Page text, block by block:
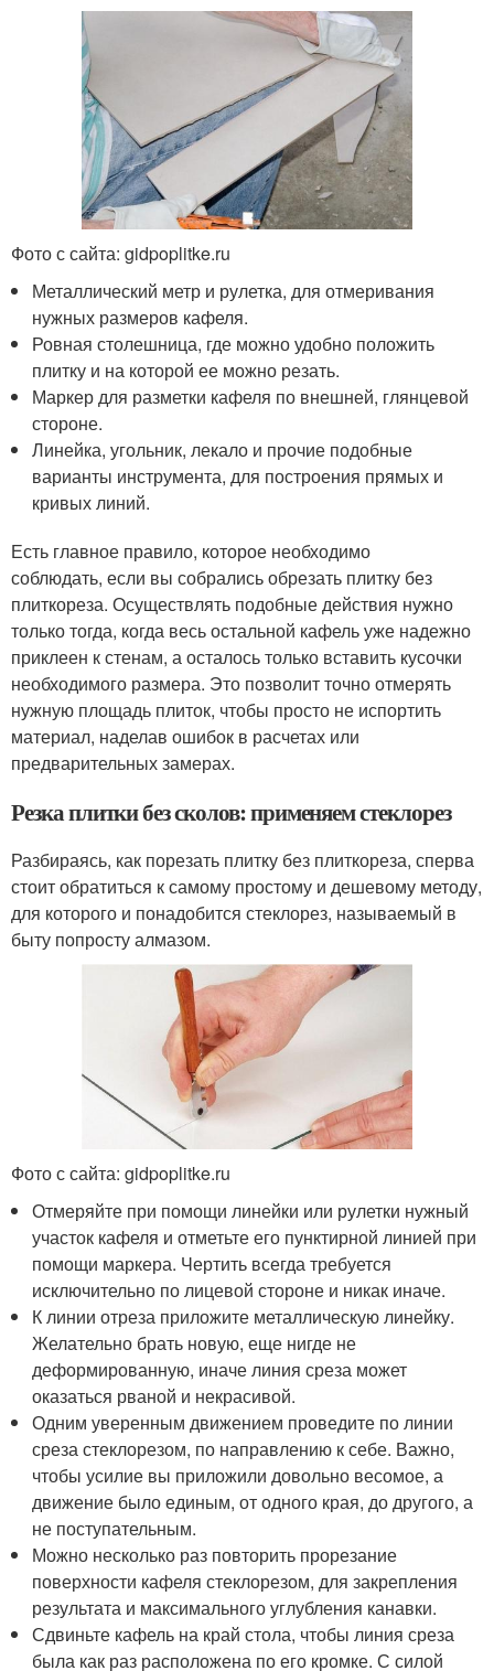
Фото с сайта: gidpoplitke.ru
Металлический метр и рулетка, для отмеривания
нужных размеров кафеля.
Ровная столешница, где можно удобно положить
плитку и на которой ее можно резать.
Маркер для разметки кафеля по внешней, глянцевой
стороне.
Линейка, угольник, лекало и прочие подобные
варианты инструмента, для построения прямых и
кривых линий.
Есть главное правило, которое необходимо
соблюдать, если вы собрались обрезать плитку без
плиткореза. Осуществлять подобные действия нужно
только тогда, когда весь остальной кафель уже надежно
приклеен к стенам, а осталось только вставить кусочки
необходимого размера. Это позволит точно отмерять
нужную площадь плиток, чтобы просто не испортить
материал, наделав ошибок в расчетах или
предварительных замерах.
Резка плитки без сколов: применяем стеклорез
Разбираясь, как порезать плитку без плиткореза, сперва
стоит обратиться к самому простому и дешевому методу,
для которого и понадобится стеклорез, называемый в
быту попросту алмазом.
Фото с сайта: gidpoplitke.ru
Отмеряйте при помощи линейки или рулетки нужный
участок кафеля и отметьте его пунктирной линией при
помощи маркера. Чертить всегда требуется
исключительно по лицевой стороне и никак иначе.
К линии отреза приложите металлическую линейку.
Желательно брать новую, еще нигде не
деформированную, иначе линия среза может
оказаться рваной и некрасивой.
Одним уверенным движением проведите по линии
среза стеклорезом, по направлению к себе. Важно,
чтобы усилие вы приложили довольно весомое, а
движение было единым, от одного края, до другого, а
не поступательным.
Можно несколько раз повторить прорезание
поверхности кафеля стеклорезом, для закрепления
результата и максимального углубления канавки.
Сдвиньте кафель на край стола, чтобы линия среза
была как раз расположена по его кромке. С силой